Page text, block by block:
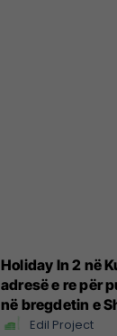
Holiday In 2 në
adresë e re për
në bregdetin e
Edil Project